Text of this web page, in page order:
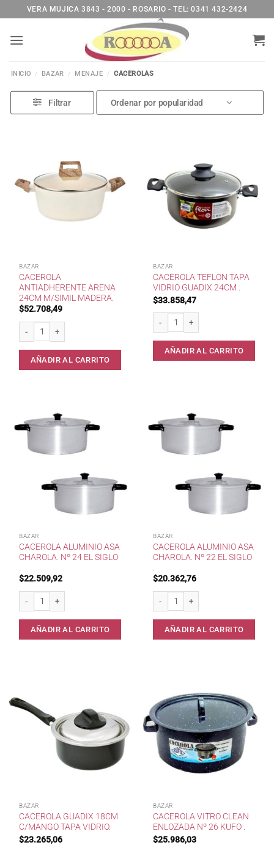
al
contenido
VERA MUJICA 3843 - 2000 - ROSARIO - TEL: 0341 432-2424
INICIO / BAZAR / MENAJE / CACEROLAS
Filtrar
BAZAR
CACEROLA
ANTIADHERENTE ARENA
24CM M/SIMIL MADERA.
$52.708,49
Cacerola Antiadherente Arena 24cm M/Simil Madera. cantidad
AÑADIR AL CARRITO
BAZAR
CACEROLA TEFLON TAPA
VIDRIO GUADIX 24CM .
$33.858,47
Cacerola Teflon Tapa Vidrio
AÑADIR AL CARRITO
BAZAR
CACEROLA ALUMINIO ASA
CHAROLA. Nº 24 EL SIGLO
$22.509,92
AÑADIR AL CARRITO
BAZAR
CACEROLA ALUMINIO ASA
CHAROLA. Nº 22 EL SIGLO
$20.362,76
AÑADIR AL CARRITO
BAZAR
CACEROLA GUADIX 18CM
C/MANGO TAPA VIDRIO.
$23.265,06
BAZAR
CACEROLA VITRO CLEAN
ENLOZADA Nº 26 KUFO .
$25.986,03